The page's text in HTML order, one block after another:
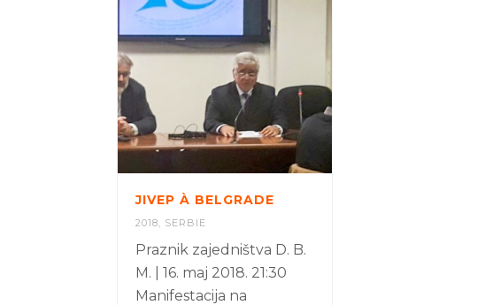
JIVEP À BELGRADE
2018, SERBIE
Praznik zajedništva D. B.
M. | 16. maj 2018. 21:30
Manifestacija na